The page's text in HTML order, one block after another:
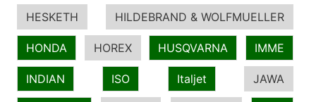
HESKETH HILDEBRAND & WOLFMUELLER
HONDA HOREX HUSQVARNA IMME
INDIAN ISO Italjet JAWA